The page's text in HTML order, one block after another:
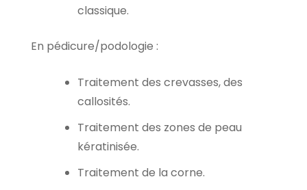
classique.
En pédicure/podologie :
Traitement des crevasses, des
callosités.
Traitement des zones de peau
kératinisée.
Traitement de la corne.